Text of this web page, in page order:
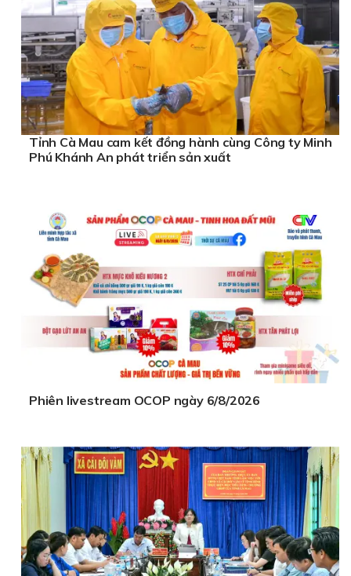
Tỉnh Cà Mau cam kết đồng hành cùng Công ty Minh
Phú Khánh An phát triển sản xuất
Phiên livestream OCOP ngày 6/8/2026